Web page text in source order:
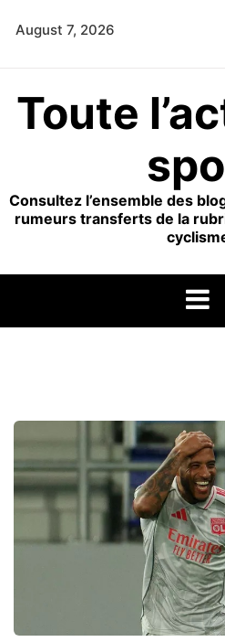
August 7, 2026
Toute
Consultez l’ensemble des
rumeurs transferts de la